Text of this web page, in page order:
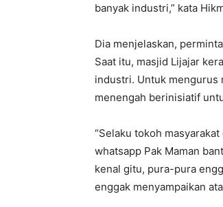
banyak industri,” kata
Dia menjelaskan,
Saat itu, masjid Lijajar
industri. Untuk mengurus
menengah berinisiatif
“Selaku tokoh
whatsapp Pak Maman
kenal gitu, pura-pura
enggak menyampaikan